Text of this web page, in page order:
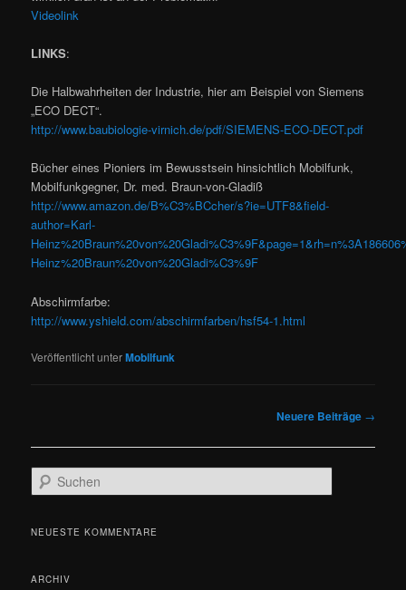
Videolink
LINKS:
Die Halbwahrheiten der Industrie, hier am Beispiel von Siemens
„ECO DECT“.
http://www.baubiologie-virnich.de/pdf/SIEMENS-ECO-DECT.pdf
Bücher eines Pioniers im Bewusstsein hinsichtlich Mobilfunk,
Mobilfunkgegner, Dr. med. Braun-von-Gladiß
http://www.amazon.de/B%C3%BCcher/s?ie=UTF8&field-
author=Karl-
Heinz%20Braun%20von%20Gladi%C3%9F
Abschirmfarbe:
http://www.yshield.com/abschirmfarben/hsf54-1.html
Veröffentlicht unterMobilfunk
Neuere Beiträge →
u
h
NEUESTE KOMMENTARE
ARCHIV